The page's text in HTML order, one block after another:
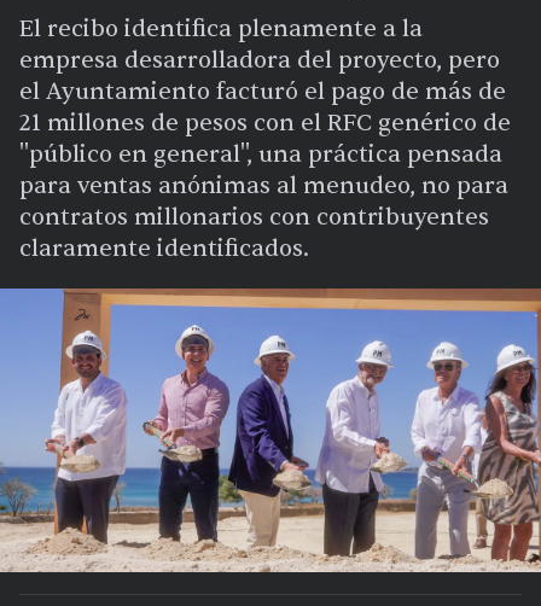
El recibo identifica plenamente a la
empresa desarrolladora del proyecto, pero
el Ayuntamiento facturó el pago de más de
21 millones de pesos con el RFC genérico de
"público en general", una práctica pensada
para ventas anónimas al menudeo, no para
contratos millonarios con contribuyentes
claramente identificados.